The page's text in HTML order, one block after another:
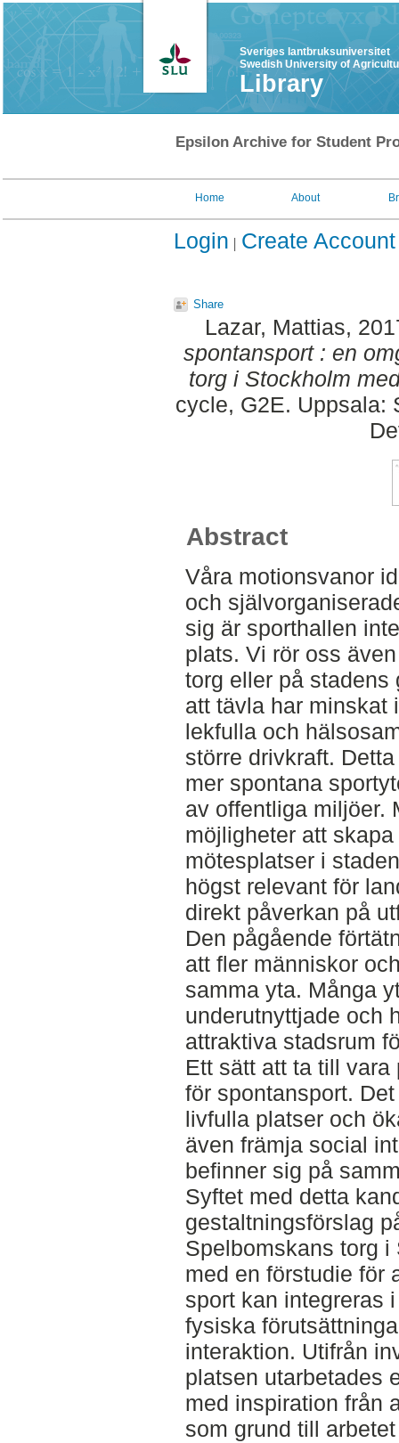
Sveriges lantbruksuniversitet
Swedish University of
Library
Epsilon Archive for Student
Home About
Login Create Account
Share
Lazar, Mattias,
spontansport : en
torg i Stockholm
cycle, G2E. Uppsala:
Abstract
Våra motionsvanor
och
sig är sporthallen
plats. Vi rör oss
torg eller på stadens
att tävla har minskat
lekfulla och
större drivkraft.
mer spontana
av offentliga miljöer.
möjligheter att
mötesplatser i
högst relevant för
direkt påverkan på
Den pågående
att fler människor
samma yta. Många
underutnyttjade och
attraktiva stadsrum
Ett sätt att ta till
för spontansport.
livfulla platser och
även främja social
befinner sig på
Syftet med detta
gestaltningsförslag
Spelbomskans torg
med en förstudie för
sport kan integreras
fysiska
interaktion. Utifrån
platsen utarbetades
med inspiration från
som grund till